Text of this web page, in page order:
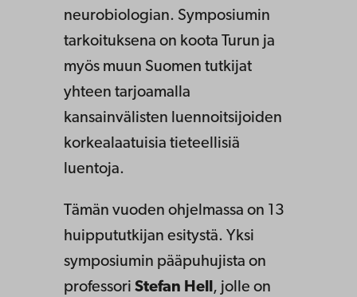
neurobiologian. Symposiumin
tarkoituksena on koota Turun ja
myös muun Suomen tutkijat
yhteen tarjoamalla
kansainvälisten luennoitsijoiden
korkealaatuisia tieteellisiä
luentoja.
Tämän vuoden ohjelmassa on 13
huippututkijan esitystä. Yksi
symposiumin pääpuhujista on
professori Stefan Hell, jolle on